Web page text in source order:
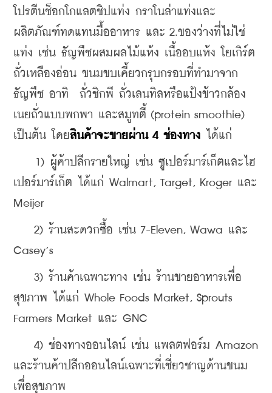
โปรตีนช็อกโกแลตชิปแท่ง กราโนล่าแท่งและ
ผลิตภัณฑ์ทดแทนมื้ออาหาร และ 2.ของว่างที่ไม่ใช่
แท่ง เช่น ธัญพืชผสมผลไม้แห้ง เนื้ออบแห้ง โยเกิร์ต
ถั่วเหลืองอ่อน ขนมขบเคี้ยวกรุบกรอบที่ทำมาจาก
ธัญพืช อาทิ  ถั่วชิกพี ถั่วเลนทิลหรือแป้งข้าวกล้อง
เนยถั่วแบบพกพา และสมูทตี้ (protein smoothie)
เป็นต้น โดยสินค้าจะขายผ่าน 4 ช่องทาง ได้แก่
1) ผู้ค้าปลีกรายใหญ่ เช่น ซูเปอร์มาร์เก็ตและไฮ
เปอร์มาร์เก็ต ได้แก่ Walmart, Target, Kroger และ
Meijer
2) ร้านสะดวกซื้อ เช่น 7-Eleven, Wawa และ
Casey’s
3) ร้านค้าเฉพาะทาง เช่น ร้านขายอาหารเพื่อ
สุขภาพ ได้แก่ Whole Foods Market, Sprouts
Farmers Market และ GNC
4) ช่องทางออนไลน์ เช่น แพลตฟอร์ม Amazon
และร้านค้าปลีกออนไลน์เฉพาะที่เชี่ยวชาญด้านขนม
เพื่อสุขภาพ